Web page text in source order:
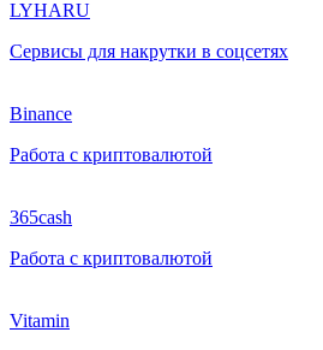
LYHARU
Сервисы для накрутки в соцсетях
Binance
Работа с криптовалютой
365cash
Работа с криптовалютой
Vitamin